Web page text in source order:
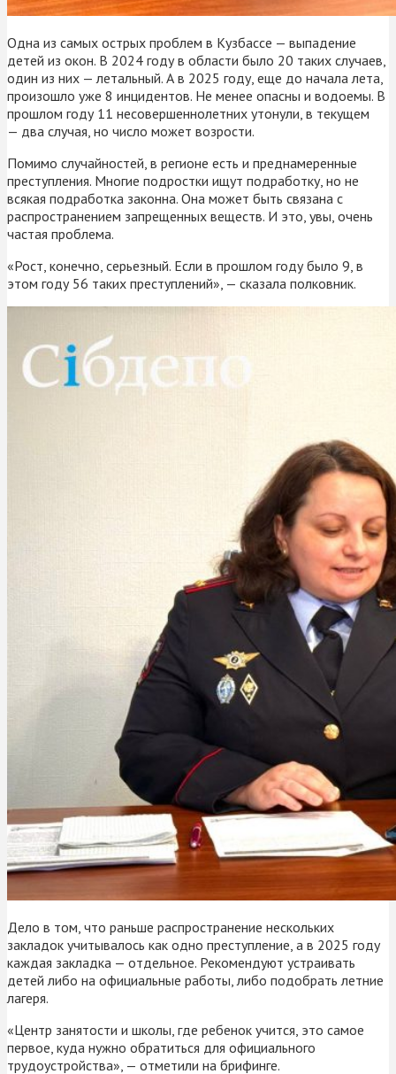
Одна из самых острых проблем в Кузбассе — выпадение
детей из окон. В 2024 году в области было 20 таких случаев,
один из них — летальный. А в 2025 году, еще до начала лета,
произошло уже 8 инцидентов. Не менее опасны и водоемы. В
прошлом году 11 несовершеннолетних утонули, в текущем
— два случая, но число может возрости.
Помимо случайностей, в регионе есть и преднамеренные
преступления. Многие подростки ищут подработку, но не
всякая подработка законна. Она может быть связана с
распространением запрещенных веществ. И это, увы, очень
частая проблема.
«Рост, конечно, серьезный. Если в прошлом году было 9, в
этом году 56 таких преступлений», — сказала полковник.
Дело в том, что раньше распространение нескольких
закладок учитывалось как одно преступление, а в 2025 году
каждая закладка — отдельное. Рекомендуют устраивать
детей либо на официальные работы, либо подобрать летние
лагеря.
«Центр занятости и школы, где ребенок учится, это самое
первое, куда нужно обратиться для официального
трудоустройства», — отметили на брифинге.